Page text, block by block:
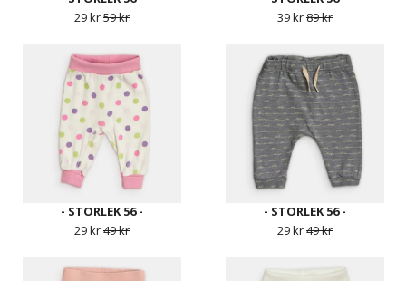
29 kr59 kr
39 kr89 kr
- STORLEK 56 -
29 kr49 kr
- STORLEK 56 -
29 kr49 kr